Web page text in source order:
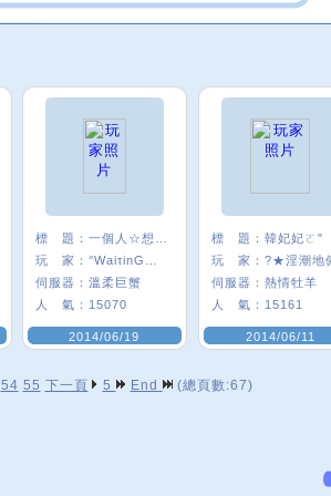
標 題：
玩 家：
伺服器： 溫柔巨蟹
人 氣： 15070
2014/06/19
標 題： 韓妃妃ㄛ"
玩 家： ?★淫潮地
伺服器： 熱情牡羊
人 氣： 15161
2014/06/11
54 55 下一頁 5 End (總頁數:67)